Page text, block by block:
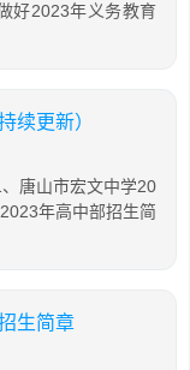
好2023年义务教育
续更新）
唐山市宏文中学20
年高中部招生简
生简章